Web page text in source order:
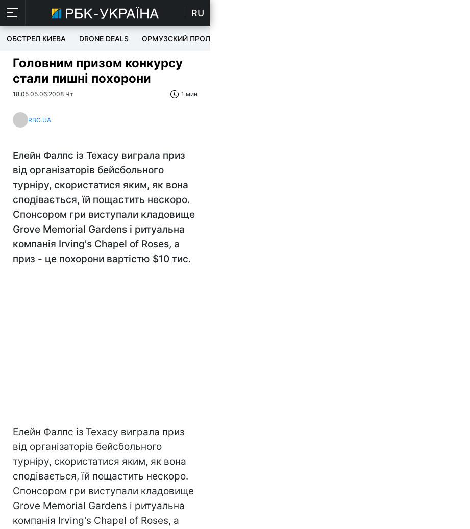
RU
ОБСТРЕЛ КИЕВА DRONE DEALS ОРМУЗСКИЙ ПРОЛИВ
Головним призом конкурсу
стали пишні похорони
18:05 05.06.2008 Чт 1 мин
RBC.UA
Елейн Фалпс із Техасу виграла приз
від організаторів бейсбольного
турніру, скористатися яким, як вона
сподівається, їй пощастить нескоро.
Спонсором гри виступали кладовище
Grove Memorial Gardens і ритуальна
компанія Irving's Chapel of Roses, а
приз - це похорони вартістю $10 тис.
Елейн Фалпс із Техасу виграла приз
від організаторів бейсбольного
турніру, скористатися яким, як вона
сподівається, їй пощастить нескоро.
Спонсором гри виступали кладовище
Grove Memorial Gardens і ритуальна
компанія Irving's Chapel of Roses, а